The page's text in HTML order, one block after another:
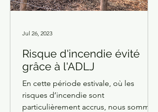
Risque d'incendie évité
grâce à l'ADLJ
En cette période estivale, où les
risques d’incendie sont
particulièrement accrus, nous sommes
Jul 26, 2023